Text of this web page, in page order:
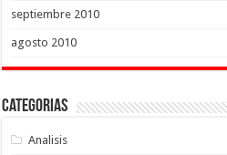
septiembre 2010
agosto 2010
Categorias
Analisis